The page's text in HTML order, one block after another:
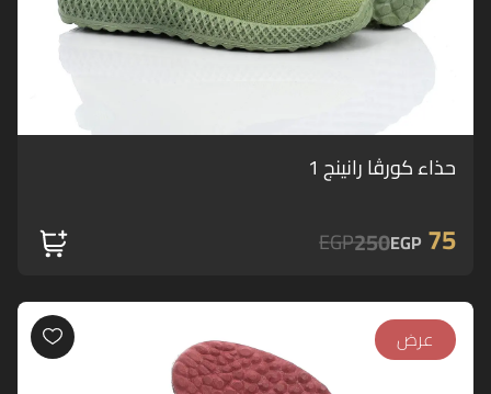
حذاء كورڤا رانينج 1
75
EGP
250
EGP
عرض